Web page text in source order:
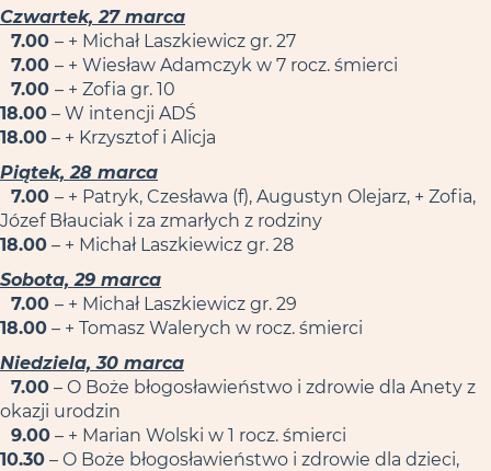
Czwartek, 27 marca
7.00 – + Michał Laszkiewicz gr. 27
7.00 – + Wiesław Adamczyk w 7 rocz. śmierci
7.00 – + Zofia gr. 10
18.00 – W intencji ADŚ
18.00 – + Krzysztof i Alicja
Piątek, 28 marca
7.00 – + Patryk, Czesława (f), Augustyn Olejarz, + Zofia,
Józef Błauciak i za zmarłych z rodziny
18.00 – + Michał Laszkiewicz gr. 28
Sobota, 29 marca
7.00 – + Michał Laszkiewicz gr. 29
18.00 – + Tomasz Walerych w rocz. śmierci
Niedziela, 30 marca
7.00 – O Boże błogosławieństwo i zdrowie dla Anety z
okazji urodzin
9.00 – + Marian Wolski w 1 rocz. śmierci
10.30 – O Boże błogosławieństwo i zdrowie dla dzieci,